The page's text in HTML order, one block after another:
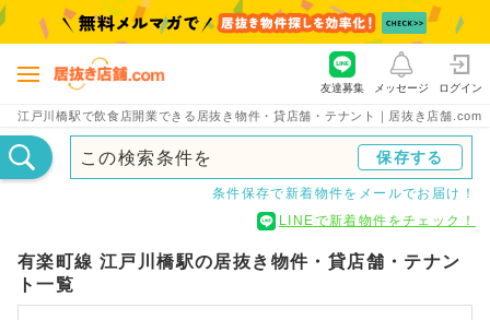
江戸川橋駅で飲食店開業できる居抜き物件・貸店舗・テナント｜居抜き店舗.com
友達募集 メッセージ ログイン
この検索条件を 保存する
条件保存で新着物件をメールでお届け！
LINEで新着物件をチェック！
有楽町線 江戸川橋駅の居抜き物件・貸店舗・テナン
ト一覧